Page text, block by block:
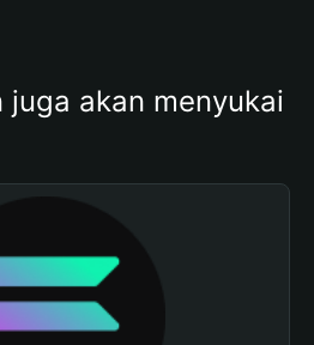
juga akan menyukai